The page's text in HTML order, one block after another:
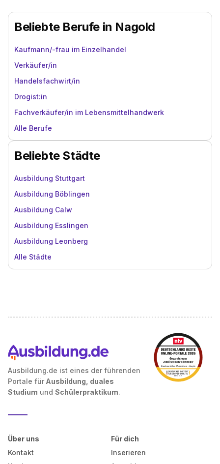
Beliebte Berufe in Nagold
Kaufmann/-frau im Einzelhandel
Verkäufer/in
Handelsfachwirt/in
Drogist:in
Fachverkäufer/in im Lebensmittelhandwerk
Alle Berufe
Beliebte Städte
Ausbildung Stuttgart
Ausbildung Böblingen
Ausbildung Calw
Ausbildung Esslingen
Ausbildung Leonberg
Alle Städte
Ausbildung.de ist eines der führenden
Portale für Ausbildung, duales
Studium und Schülerpraktikum.
Über uns
Kontakt
Für dich
Inserieren